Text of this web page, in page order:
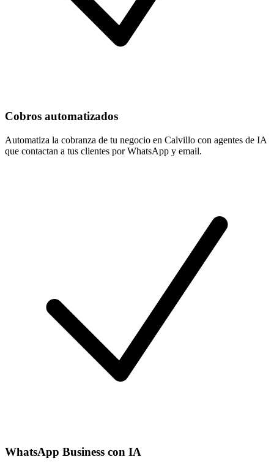
Cobros automatizados
Automatiza la cobranza de tu negocio en Calvillo con agentes de IA
que contactan a tus clientes por WhatsApp y email.
WhatsApp Business con IA